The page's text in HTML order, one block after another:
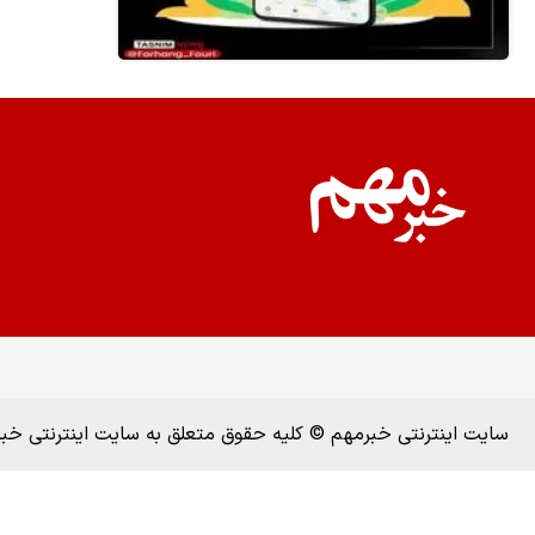
سایت اینترنتی خبرمهم © کلیه حقوق متعلق به سایت اینترنتی